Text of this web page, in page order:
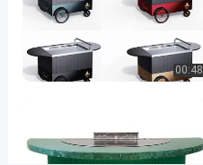
teppanyakigrill
O
r
n
00:48